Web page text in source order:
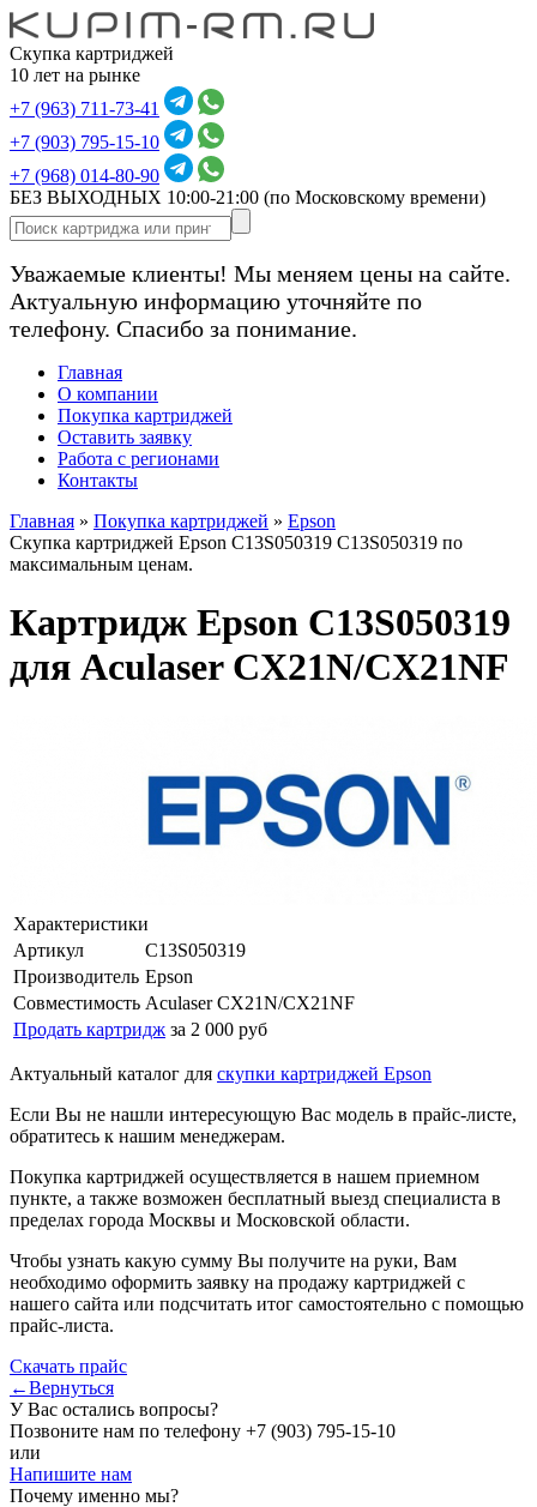
Скупка картриджей
10 лет на рынке
+7 (963) 711-73-41
+7 (903) 795-15-10
+7 (968) 014-80-90
БЕЗ ВЫХОДНЫХ 10:00-21:00 (по Московскому времени)
Уважаемые клиенты! Мы меняем цены на сайте.
Актуальную информацию уточняйте по
телефону. Спасибо за понимание.
Главная
О компании
Покупка картриджей
Оставить заявку
Работа с регионами
Контакты
Главная » Покупка картриджей » Epson
Скупка картриджей Epson C13S050319 C13S050319 по
максимальным ценам.
Картридж Epson C13S050319
для Aculaser CX21N/CX21NF
Характеристики
Артикул
C13S050319
Производитель Epson
Совместимость Aculaser CX21N/CX21NF
Продать картридж за 2 000 руб
Актуальный каталог для скупки картриджей Epson
Если Вы не нашли интересующую Вас модель в прайс-листе,
обратитесь к нашим менеджерам.
Покупка картриджей осуществляется в нашем приемном
пункте, а также возможен бесплатный выезд специалиста в
пределах города Москвы и Московской области.
Чтобы узнать какую сумму Вы получите на руки, Вам
необходимо оформить заявку на продажу картриджей с
нашего сайта или подсчитать итог самостоятельно с помощью
прайс-листа.
Скачать прайс
←Вернуться
У Вас остались вопросы?
Позвоните нам по телефону +7 (903) 795-15-10
или
Напишите нам
Почему именно мы?